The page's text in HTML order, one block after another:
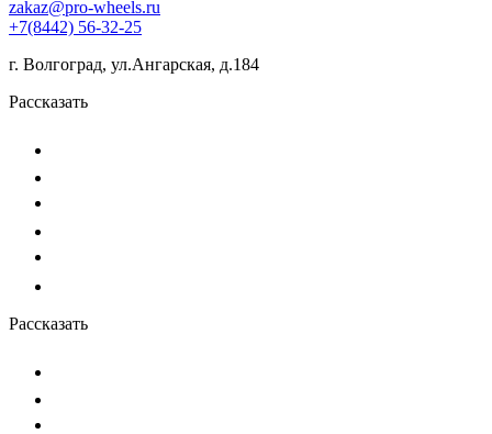
zakaz@pro-wheels.ru
+7(8442) 56-32-25
г. Волгоград, ул.Ангарская, д.184
Рассказать
Рассказать